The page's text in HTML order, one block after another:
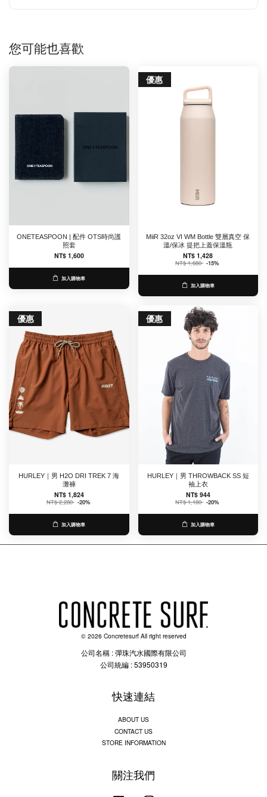
您可能也喜歡
ONETEASPOON | 配件 OTS時尚護
照套
NT$ 1,600
加入購物車
優惠
MiiR 32oz VI WM Bottle 雙層真空 保
溫/保冰 提把上蓋保溫瓶
NT$ 1,428
NT$ 1,680 -15%
加入購物車
優惠
HURLEY｜男 H2O DRI TREK 7 海
灘褲
NT$ 1,824
NT$ 2,280 -20%
加入購物車
優惠
HURLEY｜男 THROWBACK SS 短
袖上衣
NT$ 944
NT$ 1,180 -20%
加入購物車
© 2026 Concretesurf All right reserved
公司名稱 : 彈珠汽水國際有限公司
公司統編 : 53950319
快速連結
ABOUT US
CONTACT US
STORE INFORMATION
關注我們